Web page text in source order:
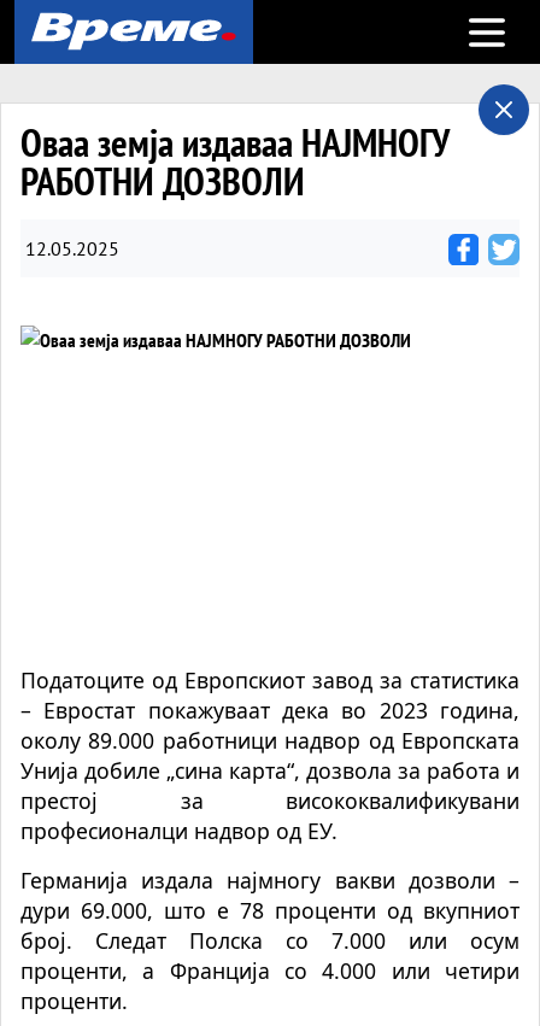
Open
Оваа земја издаваa НАЈМНОГУ
РАБОТНИ ДОЗВОЛИ
12.05.2025
Податоците од Европскиот завод за статистика
– Евростат покажуваат дека во 2023 година,
околу 89.000 работници надвор од Европската
Унија добиле „сина карта“, дозвола за работа и
престој за висококвалификувани
професионалци надвор од ЕУ.
Германија издала најмногу вакви дозволи –
дури 69.000, што е 78 проценти од вкупниот
број. Следат Полска со 7.000 или осум
проценти, а Франција со 4.000 или четири
проценти.